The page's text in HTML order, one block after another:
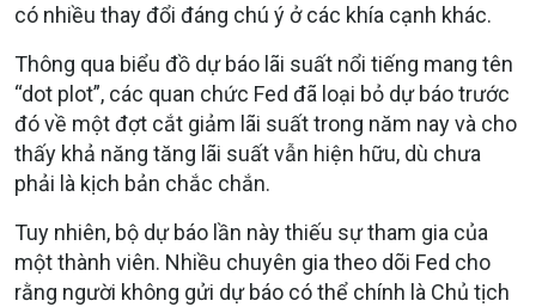
có nhiều thay đổi đáng chú ý ở các khía cạnh khác.
Thông qua biểu đồ dự báo lãi suất nổi tiếng mang tên
“dot plot”, các quan chức Fed đã loại bỏ dự báo trước
đó về một đợt cắt giảm lãi suất trong năm nay và cho
thấy khả năng tăng lãi suất vẫn hiện hữu, dù chưa
phải là kịch bản chắc chắn.
Tuy nhiên, bộ dự báo lần này thiếu sự tham gia của
một thành viên. Nhiều chuyên gia theo dõi Fed cho
rằng người không gửi dự báo có thể chính là Chủ tịch